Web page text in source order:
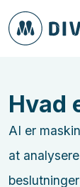
Hvad
AI er
at